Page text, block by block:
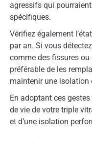
agressifs qui
spécifiques.
Vérifiez également
par an. Si vous
comme des fissures ou
préférable de les
maintenir une isolation
En adoptant ces
de vie de votre triple
et d’une isolation